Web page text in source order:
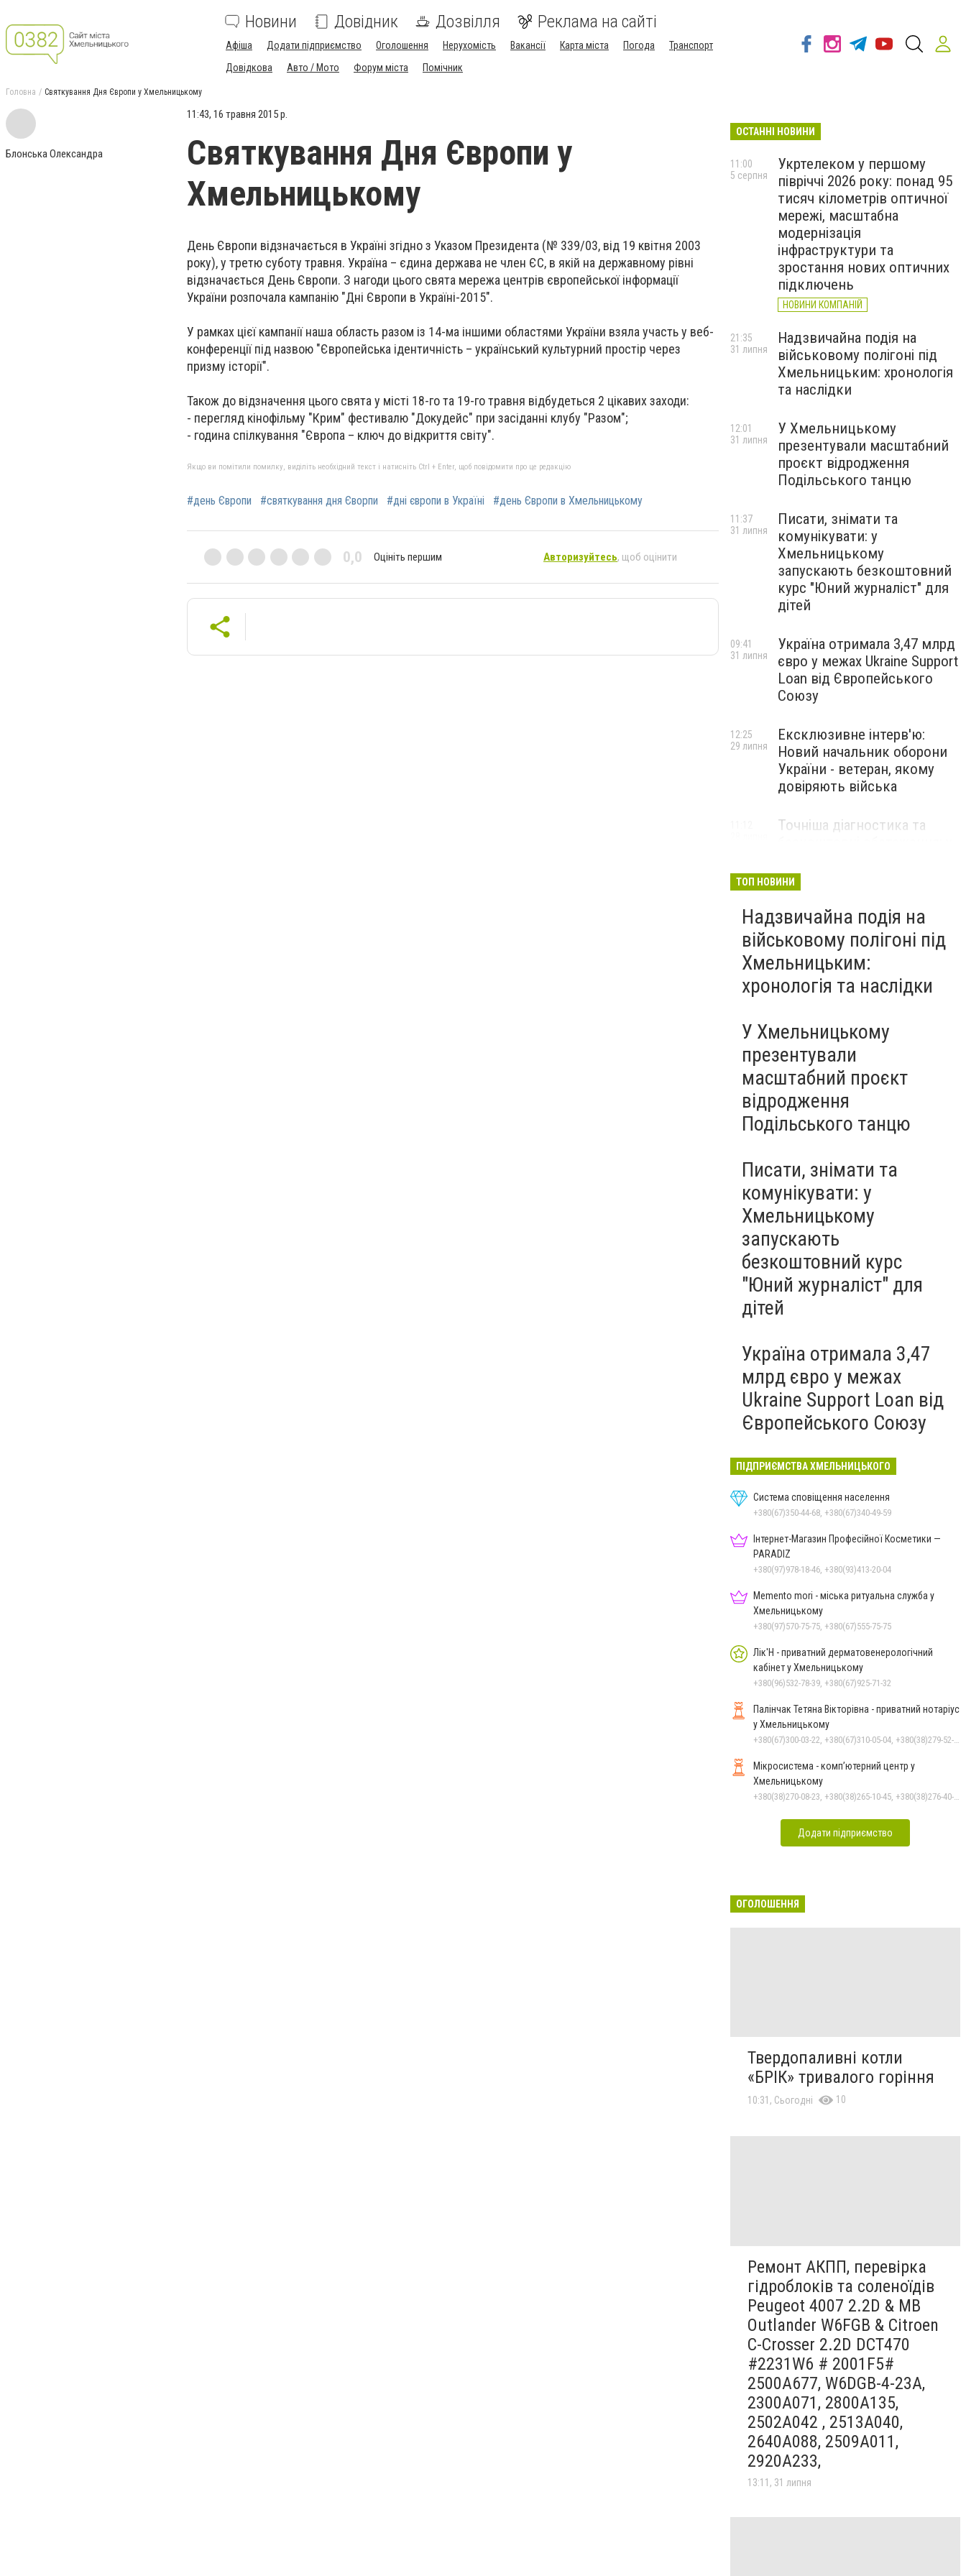
Новини Довідник Дозвілля Реклама на сайті
Афіша Додати підприємство Оголошення Нерухомість Вакансії Карта міста Погода
Транспорт
Довідкова
Авто / Мото Форум міста Помічник
Головна Святкування Дня Європи у Хмельницькому
Блонська Олександра
11:43, 16 травня 2015 р.
Святкування Дня Європи у
Хмельницькому
День Європи відзначається в Україні згідно з Указом Президента (№ 339/03, від 19 квітня 2003
року), у третю суботу травня. Україна – єдина держава не член ЄС, в якій на державному рівні
відзначається День Європи. З нагоди цього свята мережа центрів європейської інформації
України розпочала кампанію "Дні Європи в Україні-2015".
У рамках цієї кампанії наша область разом із 14-ма іншими областями України взяла участь у веб-
конференції під назвою "Європейська ідентичність – український культурний простір через
призму історії".
Також до відзначення цього свята у місті 18-го та 19-го травня відбудеться 2 цікавих заходи:
- перегляд кінофільму "Крим" фестивалю "Докудейс" при засіданні клубу "Разом";
- година спілкування "Європа – ключ до відкриття світу".
Якщо ви помітили помилку, виділіть необхідний текст і натисніть Ctrl + Enter, щоб повідомити про це редакцію
#день Європи #святкування дня Єворпи #дні європи в Україні #день Європи в Хмельницькому
0,0 Оцініть першим Авторизуйтесь, щоб оцінити
ОСТАННІ НОВИНИ
Укртелеком у першому
півріччі 2026 року: понад 95
тисяч кілометрів оптичної
мережі, масштабна
модернізація
інфраструктури та
зростання нових оптичних
підключень
НОВИНИ КОМПАНІЙ
11:00
5 серпня
Надзвичайна подія на
військовому полігоні під
Хмельницьким: хронологія
та наслідки
21:35
31 липня
У Хмельницькому
презентували масштабний
проєкт відродження
Подільського танцю
12:01
31 липня
Писати, знімати та
комунікувати: у
Хмельницькому
запускають безкоштовний
курс "Юний журналіст" для
дітей
11:37
31 липня
Україна отримала 3,47 млрд
євро у межах Ukraine Support
Loan від Європейського
Союзу
09:41
31 липня
Ексклюзивне інтерв'ю:
Новий начальник оборони
України - ветеран, якому
довіряють війська
12:25
29 липня
Точніша діагностика та
протипухлинному центрі
запрацював новий
томограф
Паперовий флот замість
Чорноморського: як реальні
втрати Росії перетворилися
на дитячу аплікацію
23:42
27 липня
ТОП НОВИНИ
Надзвичайна подія на
військовому полігоні під
Хмельницьким:
хронологія та наслідки
У Хмельницькому
презентували
масштабний проєкт
відродження
Подільського танцю
Писати, знімати та
комунікувати: у
Хмельницькому
запускають
безкоштовний курс
"Юний журналіст" для
дітей
Україна отримала 3,47
млрд євро у межах
Ukraine Support Loan від
Європейського Союзу
ПІДПРИЄМСТВА ХМЕЛЬНИЦЬКОГО
Система сповіщення населення
+380(67)350-44-68, +380(67)340-49-59
Інтернет-Магазин Професійної Косметики —
PARADIZ
+380(97)978-18-46, +380(93)413-20-04
Memento mori - міська ритуальна служба у
Хмельницькому
+380(97)570-75-75, +380(67)555-75-75
Лік'Н - приватний дерматовенерологічний
кабінет у Хмельницькому
+380(96)532-78-39, +380(67)925-71-32
Палінчак Тетяна Вікторівна - приватний нотаріус
у Хмельницькому
+380(67)300-03-22, +380(67)310-05-04, +380(38)279-52-33
Мікросистема - комп’ютерний центр у
Хмельницькому
+380(38)270-08-23, +380(38)265-10-45, +380(38)276-40-56, +380(38)270-08-22
Додати підприємство
ОГОЛОШЕННЯ
Твердопаливні котли
«БРІК» тривалого горіння
10:31, Сьогодні 10
Ремонт АКПП, перевірка
гідроблоків та соленоїдів
Peugeot 4007 2.2D & MB
Outlander W6FGB & Citroen
C-Crosser 2.2D DCT470
#2231W6 # 2001F5#
2500A677, W6DGB-4-23A,
2300A071, 2800A135,
2502A042 , 2513A040,
2640A088, 2509A011,
2920A233,
13:11, 31 липня